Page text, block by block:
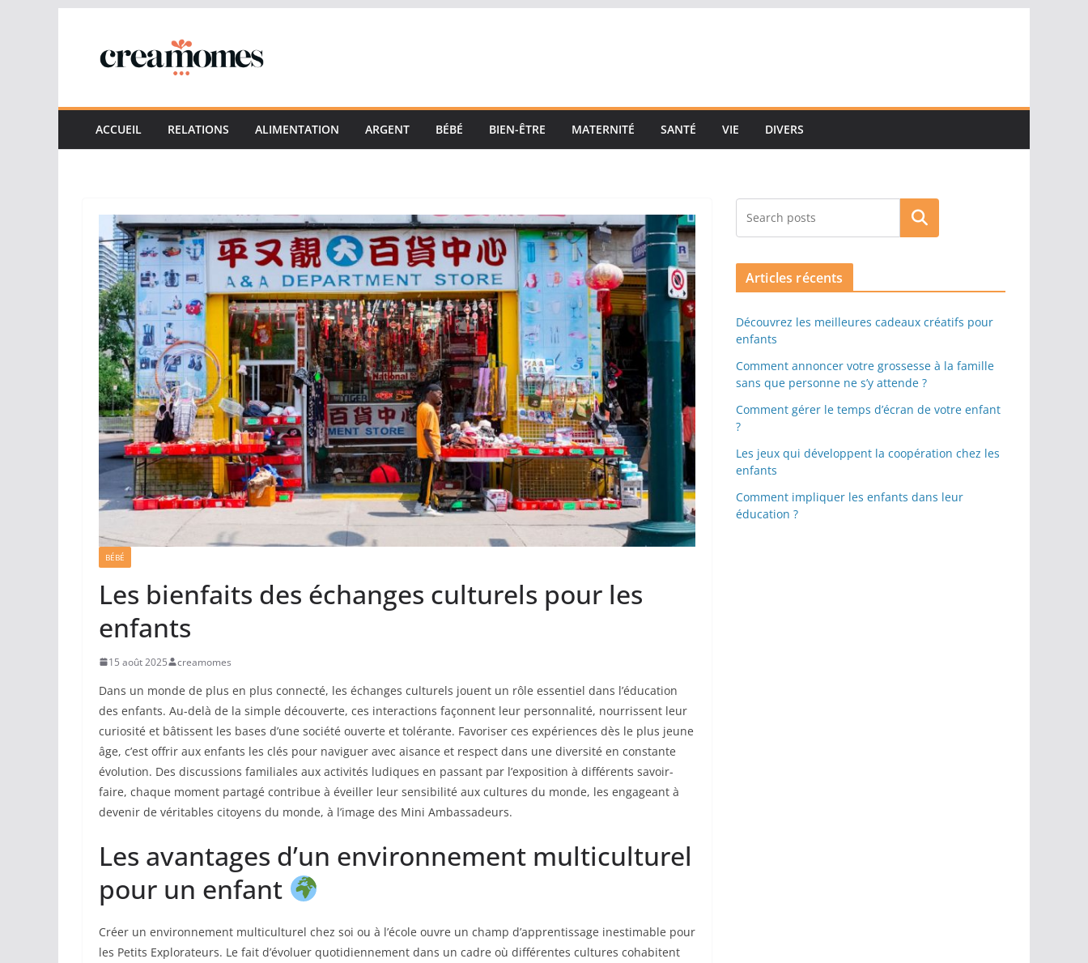
contenu
ACCUEIL RELATIONS ALIMENTATION ARGENT BÉBÉ BIEN-ÊTRE MATERNITÉ SANTÉ VIE DIVERS
BÉBÉ
Les bienfaits des échanges culturels pour les
enfants
15 août 2025 creamomes
Dans un monde de plus en plus connecté, les échanges culturels jouent un rôle essentiel dans l’éducation
des enfants. Au-delà de la simple découverte, ces interactions façonnent leur personnalité, nourrissent leur
curiosité et bâtissent les bases d’une société ouverte et tolérante. Favoriser ces expériences dès le plus jeune
âge, c’est offrir aux enfants les clés pour naviguer avec aisance et respect dans une diversité en constante
évolution. Des discussions familiales aux activités ludiques en passant par l’exposition à différents savoir-
faire, chaque moment partagé contribue à éveiller leur sensibilité aux cultures du monde, les engageant à
devenir de véritables citoyens du monde, à l’image des Mini Ambassadeurs.
Les avantages d’un environnement multiculturel
pour un enfant
Créer un environnement multiculturel chez soi ou à l’école ouvre un champ d’apprentissage inestimable pour
les Petits Explorateurs. Le fait d’évoluer quotidiennement dans un cadre où différentes cultures cohabitent
Rechercher
Articles récents
Découvrez les meilleures cadeaux créatifs pour
enfants
Comment annoncer votre grossesse à la famille
sans que personne ne s’y attende ?
Comment gérer le temps d’écran de votre enfant
?
Les jeux qui développent la coopération chez les
enfants
Comment impliquer les enfants dans leur
éducation ?